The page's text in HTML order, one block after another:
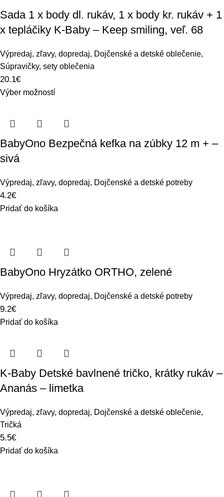
Sada 1 x body dl. rukáv, 1 x body kr. rukáv + 1
x tepláčiky K-Baby – Keep smiling, veľ. 68
Výpredaj, zľavy, dopredaj, Dojčenské a detské oblečenie,
Súpravičky, sety oblečenia
20.1€
Výber možností
BabyOno Bezpečná kefka na zúbky 12 m + –
sivá
Výpredaj, zľavy, dopredaj, Dojčenské a detské potreby
4.2€
Pridať do košíka
BabyOno Hryzátko ORTHO, zelené
Výpredaj, zľavy, dopredaj, Dojčenské a detské potreby
9.2€
Pridať do košíka
K-Baby Detské bavlnené tričko, krátky rukáv –
Ananás – limetka
Výpredaj, zľavy, dopredaj, Dojčenské a detské oblečenie,
Tričká
5.5€
Pridať do košíka